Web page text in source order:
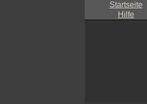
Startseite
Hilfe